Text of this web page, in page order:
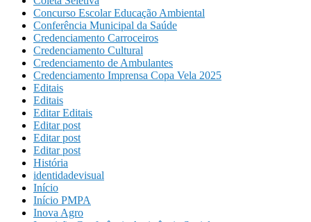
Concurso Escolar Educação Ambiental
Conferência Municipal da Saúde
Credenciamento Carroceiros
Credenciamento Cultural
Credenciamento de Ambulantes
Credenciamento Imprensa Copa Vela 2025
Editais
Editais
Editar Editais
Editar post
Editar post
Editar post
História
identidadevisual
Início
Início PMPA
Inova Agro